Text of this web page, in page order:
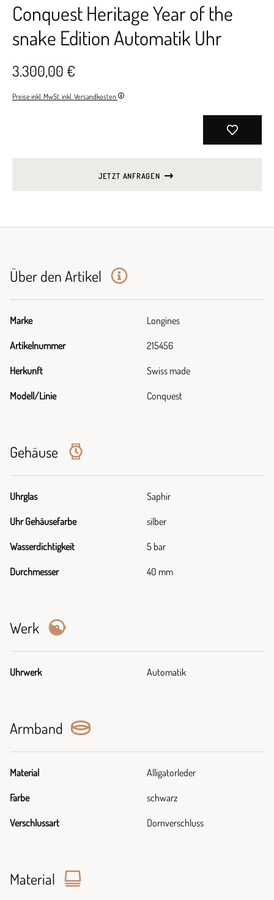
Conquest Heritage Year of the
snake Edition Automatik Uhr
3.300,00 €
Preise inkl. MwSt. inkl. Versandkosten
JETZT ANFRAGEN
Über den Artikel
Marke Longines
Artikelnummer 215456
Herkunft Swiss made
Modell/Linie Conquest
Gehäuse
Uhrglas Saphir
Uhr Gehäusefarbe silber
Wasserdichtigkeit 5 bar
Durchmesser 40 mm
Werk
Uhrwerk Automatik
Armband
Material Alligatorleder
Farbe schwarz
Verschlussart Dornverschluss
Material